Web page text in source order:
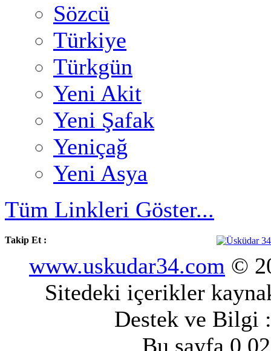
Sözcü
Türkiye
Türkgün
Yeni Akit
Yeni Şafak
Yeniçağ
Yeni Asya
Tüm Linkleri Göster...
Takip Et :
www.uskudar34.com ©
Sitedeki içerikler
Destek ve Bilgi
Bu sayfa